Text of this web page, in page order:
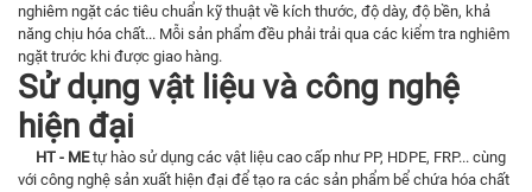
nghiêm ngặt các tiêu chuẩn kỹ thuật về kích thước, độ dày, độ bền, khả
năng chịu hóa chất... Mỗi sản phẩm đều phải trải qua các kiểm tra nghiêm
ngặt trước khi được giao hàng.
Sử dụng vật liệu và công nghệ
hiện đại
HT - MEtự hào sử dụng các vật liệu cao cấp như PP, HDPE, FRP... cùng
với công nghệ sản xuất hiện đại để tạo ra các sản phẩm bể chứa hóa chất